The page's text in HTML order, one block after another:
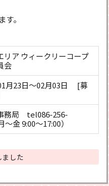
。
リア ウィークリーコープ
会
月23日～02月03日 [募
務局 tel086-256-
～金 9:00～17:00）
ました